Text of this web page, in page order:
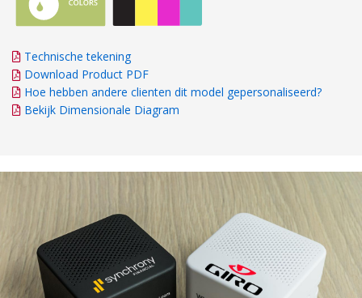
Technische tekening
Download Product PDF
Hoe hebben andere clienten dit model gepersonaliseerd?
Bekijk Dimensionale Diagram